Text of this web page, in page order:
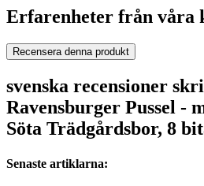
Erfarenheter från våra
Recensera denna produkt
svenska recensioner
Ravensburger Pussel -
Söta Trädgårdsbor, 8
Senaste artiklarna: